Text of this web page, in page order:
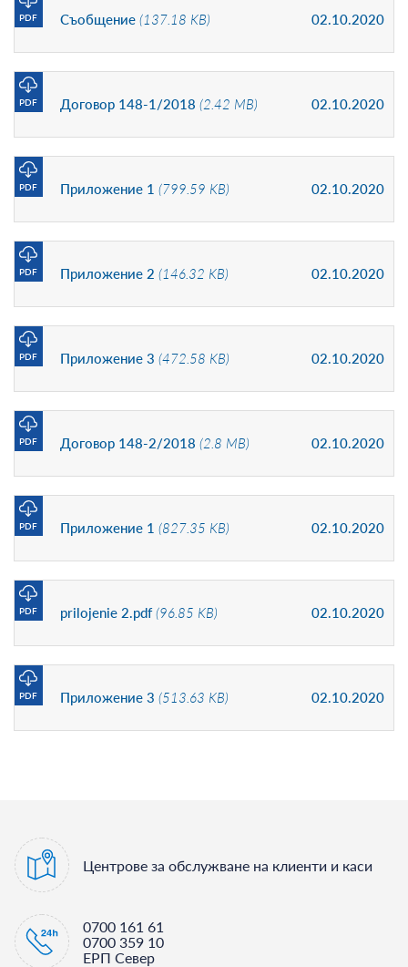
Съобщение (137.18 KB) 02.10.2020
PDF
Договор 148-1/2018 (2.42 MB) 02.10.2020
PDF
Приложение 1 (799.59 KB) 02.10.2020
PDF
Приложение 2 (146.32 KB) 02.10.2020
PDF
Приложение 3 (472.58 KB) 02.10.2020
PDF
Договор 148-2/2018 (2.8 MB) 02.10.2020
PDF
Приложение 1 (827.35 KB) 02.10.2020
PDF
prilojenie 2.pdf (96.85 KB) 02.10.2020
PDF
Приложение 3 (513.63 KB) 02.10.2020
PDF
Центрове за обслужване на клиенти и каси
0700 161 61
0700 359 10
ЕРП Север